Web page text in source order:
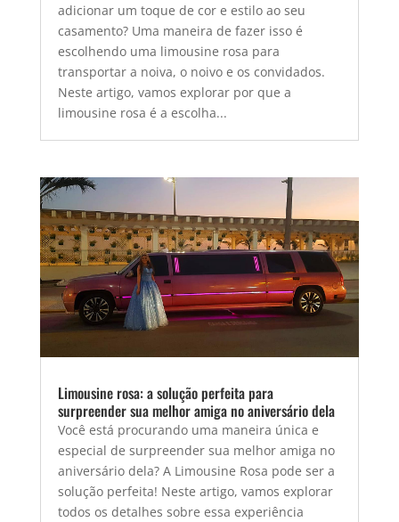
adicionar um toque de cor e estilo ao seu
casamento? Uma maneira de fazer isso é
escolhendo uma limousine rosa para
transportar a noiva, o noivo e os convidados.
Neste artigo, vamos explorar por que a
limousine rosa é a escolha...
Limousine rosa: a solução perfeita para
surpreender sua melhor amiga no aniversário dela
Você está procurando uma maneira única e
especial de surpreender sua melhor amiga no
aniversário dela? A Limousine Rosa pode ser a
solução perfeita! Neste artigo, vamos explorar
todos os detalhes sobre essa experiência